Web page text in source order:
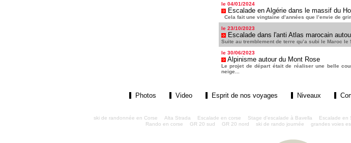
le 04/01/2024
Escalade en Algérie dans le massif du
Cela fait une vingtaine d’années que l’envie de
le 23/10/2023
Escalade dans l'anti Atlas marocain
Suite au tremblement de terre qu’a subi le Maroc
le 30/06/2023
Alpinisme autour du Mont Rose
Le projet de départ était de réaliser une belle
neige...
Photos Video Esprit de nos voyages Niveaux
ski de randonnée en Corse Alta Strada Escalade en corse Stage d'escalade à Bavella Escalade en
Rando en corse
GR 20 sud GR 20 nord ski de rando journée grandes voies